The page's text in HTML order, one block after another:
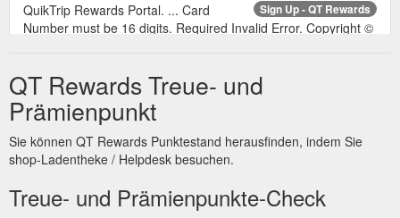
Sign Up - QT Rewards
QuikTrip Rewards Portal. ... Card
Number must be 16 digits. Required Invalid Error. Copyright ©
Not A Member? Sign Up Now. Copyright ©
2022 QTR Corporation, a subsidiary of QuikTrip Corporation.
All rights reserved.https://www.qt-rewards.com/
QuikTrip Rewards Portal. Password
must contain a minimum eight characters, at least one
uppercase letter, one lowercase letter, one number and one
QT Rewards Treue- und
Prämienpunkt
Sie können QT Rewards Punktestand herausfinden, indem Sie
shop-Ladentheke / Helpdesk besuchen.
Treue- und Prämienpunkte-Check